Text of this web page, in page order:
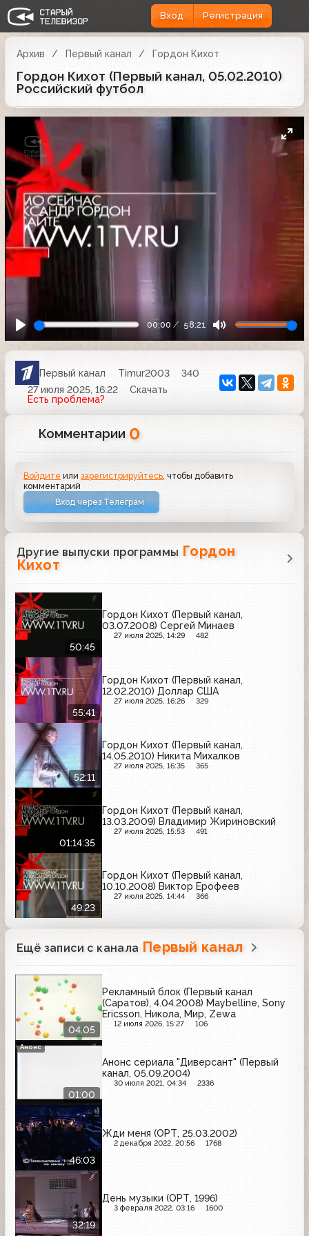
Вход Регистрация
Архив Первый канал Гордон Кихот
Гордон Кихот (Первый канал, 05.02.2010)
Российский футбол
00:00 58:21
Первый канал Timur2003
340
27 июля 2025, 16:22
Скачать
Есть проблема?
Комментарии 0
Войдите илизарегистрируйтесь, чтобы добавить
комментарий
Вход через Телеграм
Другие выпуски программы Гордон
Кихот
50:45
Гордон Кихот (Первый канал,
03.07.2008) Сергей Минаев
27 июля 2025, 14:29 482
55:41
Гордон Кихот (Первый канал,
12.02.2010) Доллар США
27 июля 2025, 16:26 329
52:11
Гордон Кихот (Первый канал,
14.05.2010) Никита Михалков
27 июля 2025, 16:35 365
01:14:35
Гордон Кихот (Первый канал,
13.03.2009) Владимир Жириновский
27 июля 2025, 15:53 491
49:23
Гордон Кихот (Первый канал,
10.10.2008) Виктор Ерофеев
27 июля 2025, 14:44 366
Ещё записи с канала Первый канал
04:05
Рекламный блок (Первый канал
(Саратов), 4.04.2008) Maybelline, Sony
Ericsson, Никола, Мир, Zewa
12 июля 2026, 15:27 106
01:00
Анонс сериала "Диверсант" (Первый
канал, 05.09.2004)
30 июля 2021, 04:34 2336
Анонс
46:03
Жди меня (ОРТ, 25.03.2002)
2 декабря 2022, 20:56 1768
32:19
День музыки (ОРТ, 1996)
3 февраля 2022, 03:16 1600